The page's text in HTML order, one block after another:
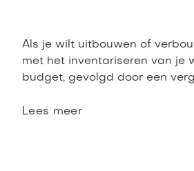
Als je wilt uitbouwen of
met het inventariseren van je
budget, gevolgd door een
binnen het bestemmingsplan
Lees meer